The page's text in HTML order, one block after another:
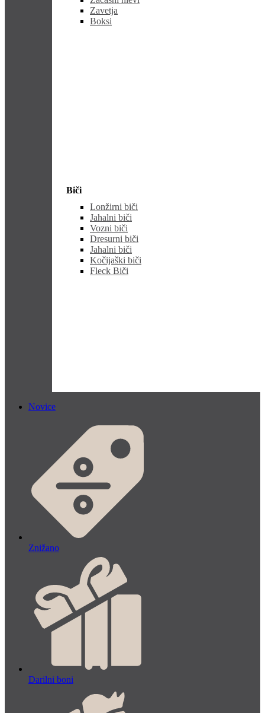
Zavetja
Boksi
Biči
Lonžirni biči
Jahalni biči
Vozni biči
Dresurni biči
Jahalni biči
Kočijaški biči
Fleck Biči
Novice
Znižano
Darilni boni